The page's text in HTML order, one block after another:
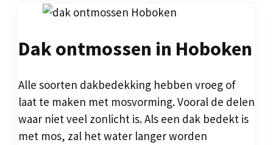
Dak ontmossen in Hoboken
Alle soorten dakbedekking hebben vroeg of
laat te maken met mosvorming. Vooral de delen
waar niet veel zonlicht is. Als een dak bedekt is
met mos, zal het water langer worden